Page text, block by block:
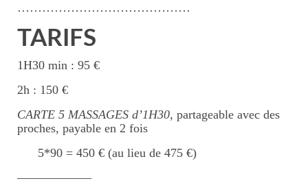
……………………………………
TARIFS
1H30 min : 95 €
2h : 150 €
CARTE 5 MASSAGES d’1H30, partageable avec des
proches, payable en 2 fois
5*90 = 450 € (au lieu de 475 €)
——————